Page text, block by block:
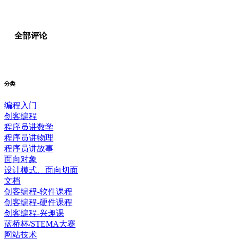
全部评论
分类
编程入门
创客编程
程序员讲数学
程序员讲物理
程序员讲故事
面向对象
设计模式、面向切面
文档
创客编程-软件课程
创客编程-硬件课程
创客编程-兴趣课
蓝桥杯/STEMA大赛
网站技术